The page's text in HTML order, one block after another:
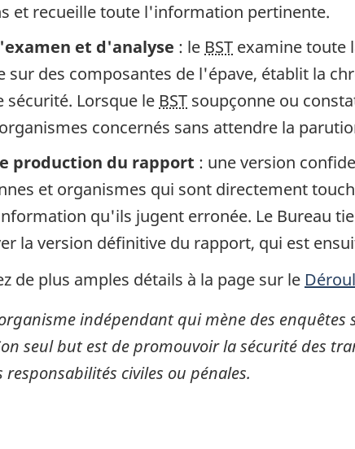
et recueille toute l'information pertinente.
et d'analyse : le BST examine toute
sur des composantes de l'épave, établit la
sécurité. Lorsque le BST soupçonne ou
concernés sans attendre la
production du rapport : une version
et organismes qui sont directement
qu'ils jugent erronée. Le Bureau
la version définitive du rapport, qui est
de plus amples détails à la page sur le
organisme indépendant qui mène des
seul but est de promouvoir la sécurité des
civiles ou pénales.